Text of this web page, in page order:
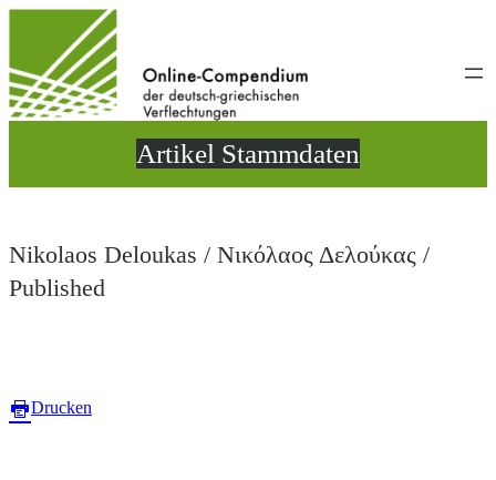
wechseln
Artikel Stammdaten
Nikolaos Deloukas / Νικόλαος Δελούκας /
Published
Drucken